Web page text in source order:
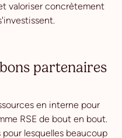
valoriser concrètement
partenaires
en interne pour
RSE de bout en bout.
lesquelles beaucoup